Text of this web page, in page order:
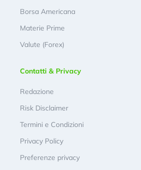
Borsa Americana
Materie Prime
Valute (Forex)
Contatti & Privacy
Redazione
Risk Disclaimer
Termini e Condizioni
Privacy Policy
Preferenze privacy